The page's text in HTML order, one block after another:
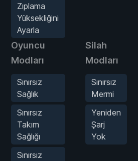
Zıplama
Yüksekliğini
Ayarla
Oyuncu
Modları
Sınırsız
Sağlık
Sınırsız
Takım
Sağlığı
Sınırsız
Silah
Modları
Sınırsız
Mermi
Yeniden
Şarj
Yok